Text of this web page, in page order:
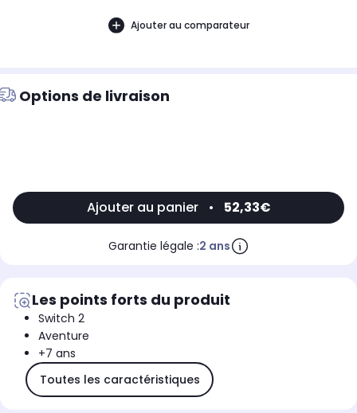
Ajouter au comparateur
Options de livraison
Ajouter au panier • 52,33€
Garantie légale :2 ans
Les points forts du produit
Switch 2
Aventure
+7 ans
Toutes les caractéristiques